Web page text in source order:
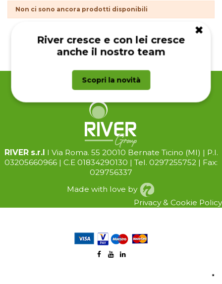
✖
River cresce e con lei cresce
anche il nostro team
Scopri la novità
Non ci sono ancora prodotti disponibili
RIVER s.r.l I Via Roma. 55 20010 Bernate Ticino (Ml) | P.I.
03205660966 | C.E 01834290130 | Tel. 0297255752 | Fax:
029756337
Made with love by
Privacy& Cookie Policy